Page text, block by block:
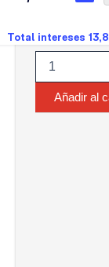
Añadir al